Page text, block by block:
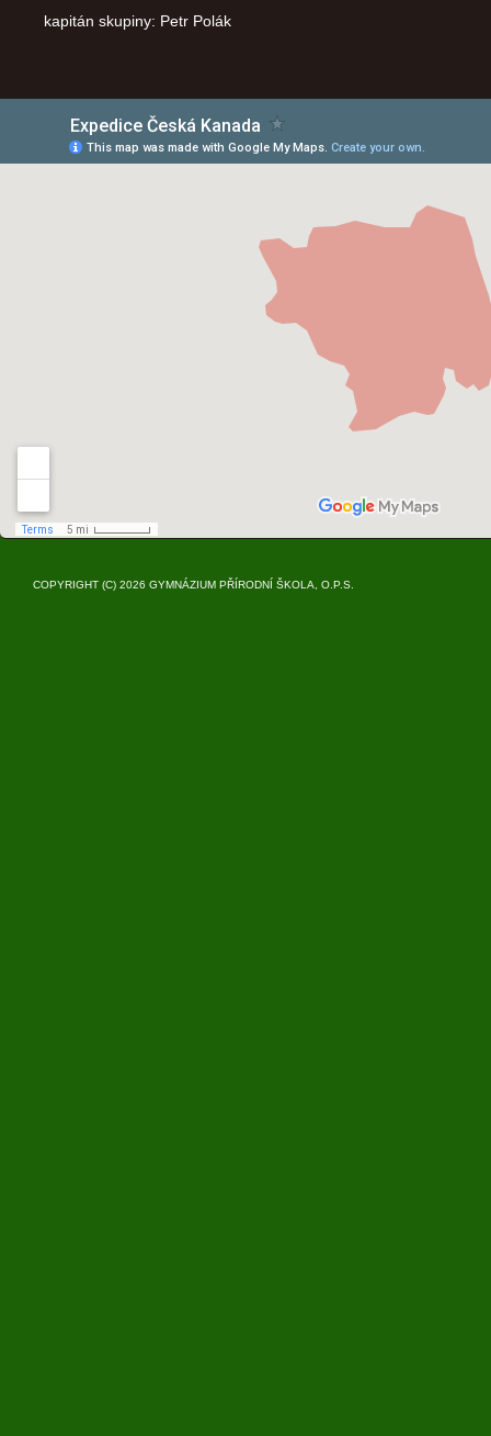
kapitán skupiny: Petr Polák
COPYRIGHT (C) 2026 GYMNÁZIUM PŘÍRODNÍ ŠKOLA, O.P.S.